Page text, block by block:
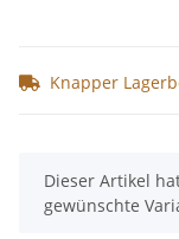
Knapper
x
Dieser Artikel
gewünschte